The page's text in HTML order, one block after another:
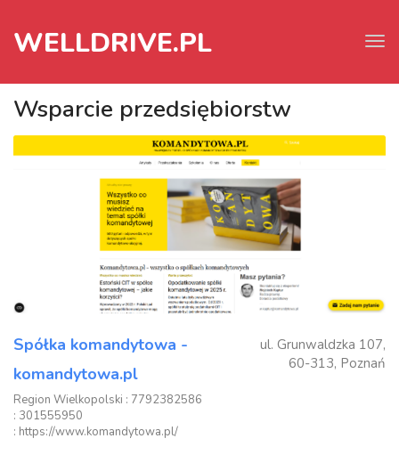
WELLDRIVE.PL
Wsparcie przedsiębiorstw
Spółka komandytowa -
komandytowa.pl
Region Wielkopolski : 7792382586
: 301555950
: https://www.komandytowa.pl/
ul. Grunwaldzka 107,
60-313, Poznań